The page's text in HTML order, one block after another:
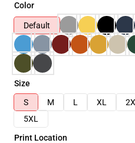
Color
Default
Size
S
M L XL
5XL
Print Location